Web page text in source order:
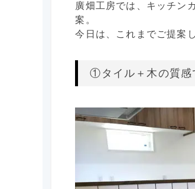
廣畑工房では、キッチン
案。
今日は、これまでご提案
①タイル＋木の質感